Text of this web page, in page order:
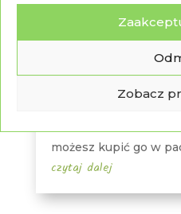
Zobacz
Takiej książki jeszcze
obowiązkowa pozycja
przeprowadzi Cię
możesz kupić go w
czytaj dalej